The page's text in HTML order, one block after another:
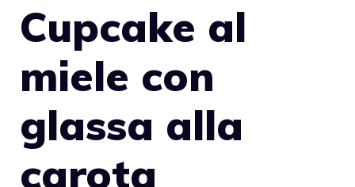
Cupcake al
miele con
glassa alla
carota